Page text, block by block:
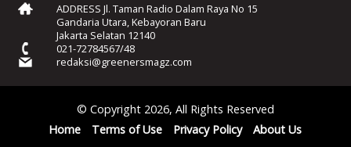
ADDRESS Jl. Taman Radio Dalam Raya No 15
Gandaria Utara, Kebayoran Baru
Jakarta Selatan 12140
021-72784567/48
redaksi@greenersmagz.com
© Copyright 2026, All Rights Reserved
Home
Terms of Use Privacy Policy About Us